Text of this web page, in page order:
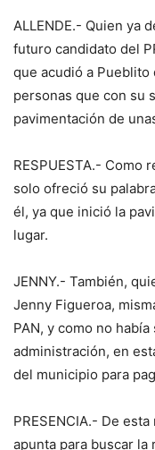
ALLENDE.- Quien ya
futuro candidato del
que acudió a
personas que con su
pavimentación de
RESPUESTA.- Como
solo ofreció su
él, ya que inició la
lugar.
JENNY.- También,
Jenny Figueroa,
PAN, y como no
administración, en
del municipio para
PRESENCIA.- De
apunta para buscar